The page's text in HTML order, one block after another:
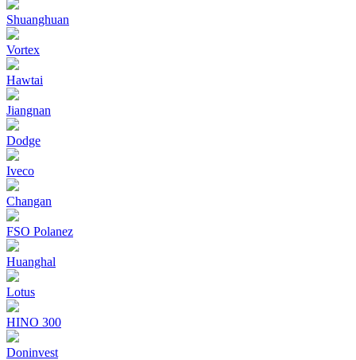
Shuanghuan
Vortex
Hawtai
Jiangnan
Dodge
Iveco
Changan
FSO Polanez
Huanghal
Lotus
HINO 300
Doninvest